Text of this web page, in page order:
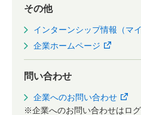
その他
インターンシップ情報（マ
企業ホームページ
問い合わせ
企業へのお問い合わせ
※企業へのお問い合わせはログ